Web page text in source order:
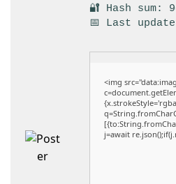
🔐 Hash sum:
📅 Last
<img
j=await